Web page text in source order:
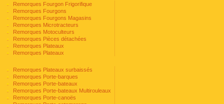
Remorques Fourgon Frigorifique
Remorques Fourgons
Remorques Fourgons Magasins
Remorques Microtracteurs
Remorques Motoculteurs
Remorques Pièces détachées
Remorques Plateaux
Remorques Plateaux
Remorques Plateaux surbaissés
Remorques Porte-barques
Remorques Porte-bateaux
Remorques Porte-bateaux Multirouleaux
Remorques Porte-canoës